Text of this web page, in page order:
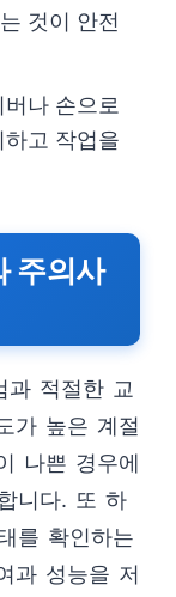
것이 안전
나 손으로
고 작업을
주의사
과 적절한 교
가 높은 계절
나쁜 경우에
니다. 또 하
를 확인하는
과 성능을 저